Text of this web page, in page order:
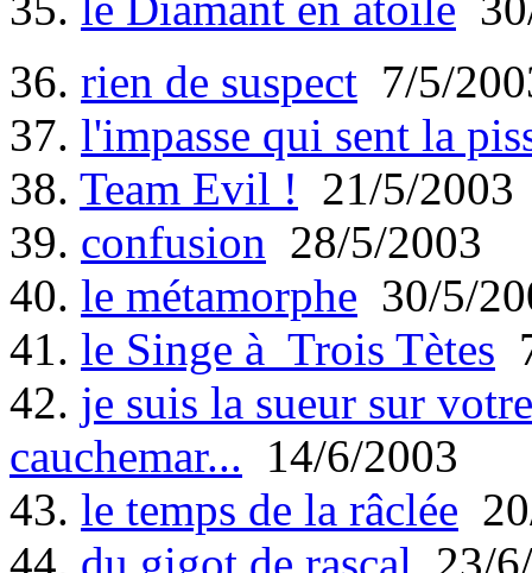
36. rien de suspect 7/5/
37. l'impasse qui sent la
38. Team Evil ! 21/5/2003
39. confusion 28/5/2003
40. le métamorphe 30/5/
41. le Singe à Trois Tètes
42. je suis la sueur sur
cauchemar... 14/6/2003
43. le temps de la râclée